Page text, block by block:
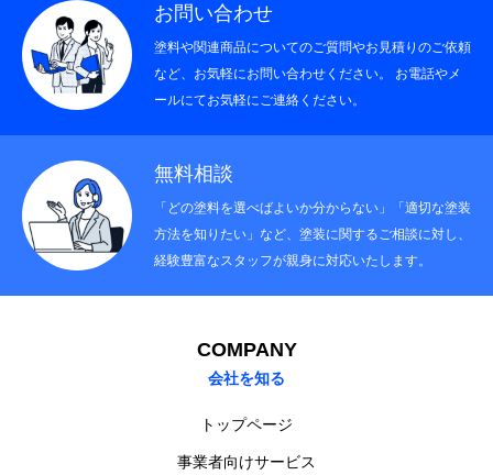
お問い合わせ
塗料や関連商品についてのご質問やお見積りのご依頼
など、お気軽にお問い合わせください。 お電話やメ
ールにてお気軽にご連絡ください。
無料相談
「どの塗料を選べばよいか分からない」「適切な塗装
方法を知りたい」など、塗装に関するご相談に対し、
経験豊富なスタッフが親身に対応いたします。
COMPANY
会社を知る
トップページ
事業者向けサービス